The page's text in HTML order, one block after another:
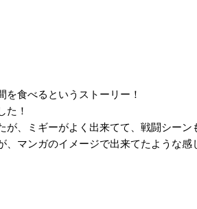
食べるというストーリー！
た！
、ミギーがよく出来てて、戦闘シーン
、マンガのイメージで出来てたような